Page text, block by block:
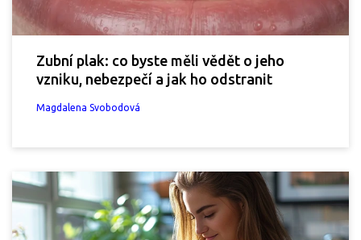
Zubní plak: co byste měli vědět o jeho
vzniku, nebezpečí a jak ho odstranit
Magdalena Svobodová